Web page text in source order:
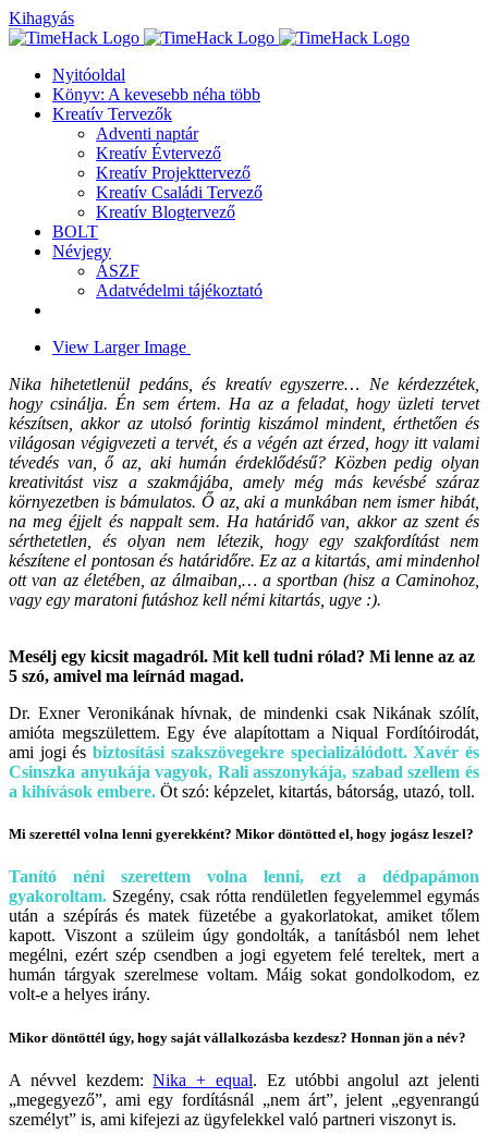
Kihagyás
Nyitóoldal
Könyv: A kevesebb néha több
Kreatív Tervezők
Adventi naptár
Kreatív Évtervező
Kreatív Projekttervező
Kreatív Családi Tervező
Kreatív Blogtervező
BOLT
Névjegy
ÁSZF
Adatvédelmi tájékoztató
View Larger Image
Nika hihetetlenül pedáns, és kreatív egyszerre… Ne kérdezzétek,
hogy csinálja. Én sem értem. Ha az a feladat, hogy üzleti tervet
készítsen, akkor az utolsó forintig kiszámol mindent, érthetően és
világosan végigvezeti a tervét, és a végén azt érzed, hogy itt valami
tévedés van, ő az, aki humán érdeklődésű? Közben pedig olyan
kreativitást visz a szakmájába, amely még más kevésbé száraz
környezetben is bámulatos. Ő az, aki a munkában nem ismer hibát,
na meg éjjelt és nappalt sem. Ha határidő van, akkor az szent és
sérthetetlen, és olyan nem létezik, hogy egy szakfordítást nem
készítene el pontosan és határidőre. Ez az a kitartás, ami mindenhol
ott van az életében, az álmaiban,… a sportban (hisz a Caminohoz,
vagy egy maratoni futáshoz kell némi kitartás, ugye :).
Mesélj egy kicsit magadról. Mit kell tudni rólad? Mi lenne az az
5 szó, amivel ma leírnád magad.
Dr. Exner Veronikának hívnak, de mindenki csak Nikának szólít,
amióta megszülettem. Egy éve alapítottam a Niqual Fordítóirodát,
ami jogi ésbiztosítási szakszövegekre specializálódott. Xavér és
Csinszka anyukája vagyok, Rali asszonykája, szabad szellem és
a kihívások embere. Öt szó: képzelet, kitartás, bátorság, utazó, toll.
Mi szerettél volna lenni gyerekként? Mikor döntötted el, hogy jogász leszel?
Tanító néni szerettem volna lenni, ezt a dédpapámon
gyakoroltam. Szegény, csak rótta rendületlen fegyelemmel egymás
után a szépírás és matek füzetébe a gyakorlatokat, amiket tőlem
kapott. Viszont a szüleim úgy gondolták, a tanításból nem lehet
megélni, ezért szép csendben a jogi egyetem felé tereltek, mert a
humán tárgyak szerelmese voltam. Máig sokat gondolkodom, ez
volt-e a helyes irány.
Mikor döntöttél úgy, hogy saját vállalkozásba kezdesz? Honnan jön a név?
A névvel kezdem:Nika + equal. Ez utóbbi angolul azt jelenti
„megegyező”, ami egy fordításnál „nem árt”, jelent „egyenrangú
személyt” is, ami kifejezi az ügyfelekkel való partneri viszonyt is.